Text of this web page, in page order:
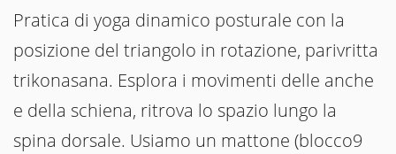
Pratica di yoga dinamico posturale con la
posizione del triangolo in rotazione, parivritta
trikonasana. Esplora i movimenti delle anche
e della schiena, ritrova lo spazio lungo la
spina dorsale. Usiamo un mattone (blocco9